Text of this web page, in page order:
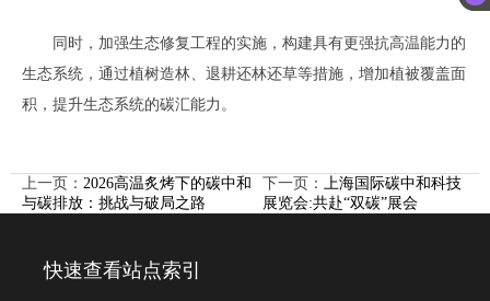
同时，加强生态修复工程的实施，构建具有更强抗高温能力的
生态系统，通过植树造林、退耕还林还草等措施，增加植被覆盖面
积，提升生态系统的碳汇能力。
上一页： 2026高温炙烤下的碳中和
与碳排放：挑战与破局之路
下一页： 上海国际碳中和科技
展览会:共赴“双碳”展会
快速查看站点索引